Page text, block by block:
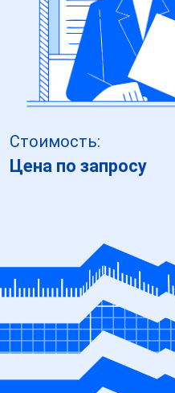
Стоимость:
Цена по запросу